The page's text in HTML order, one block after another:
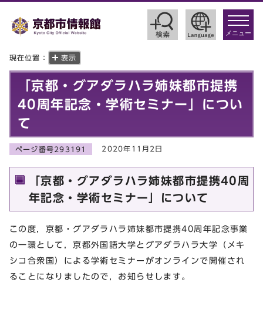
toggle
メニュー
現在位置： 表示
「京都・グアダラハラ姉妹都市提携
40周年記念・学術セミナー」につい
て
ページ番号293191 2020年11月2日
「京都・グアダラハラ姉妹都市提携40周
年記念・学術セミナー」について
この度，京都・グアダラハラ姉妹都市提携40周年記念事業
の一環として，京都外国語大学とグアダラハラ大学（メキ
シコ合衆国）による学術セミナーがオンラインで開催され
ることになりましたので，お知らせします。